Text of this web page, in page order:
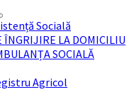
Socială
ÎNGRIJIRE LA DOMICILIU
SOCIALĂ
Agricol